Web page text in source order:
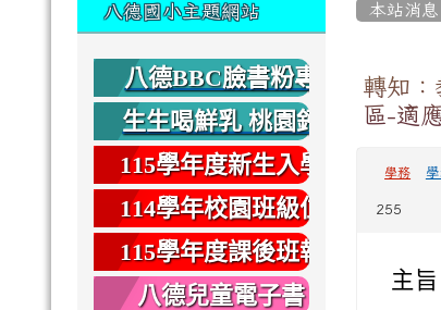
本站消息
轉知：
區-適
學務
255
主旨
八德國小主題網站
八德BBC臉書粉專
生生喝鮮乳 桃園鈣
健康
115學年度新生入學
專區
114學年校園班級位
置圖
115學年度課後班報
名
八德兒童電子書